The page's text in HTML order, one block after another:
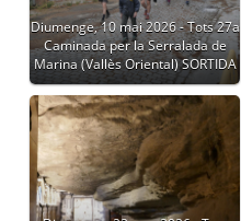
Diumenge, 10 mai 2026 - Tots 27a
Caminada per la Serralada de
Marina (Vallès Oriental) SORTIDA